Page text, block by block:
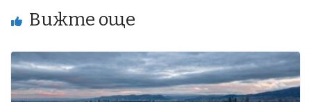
Вижте още